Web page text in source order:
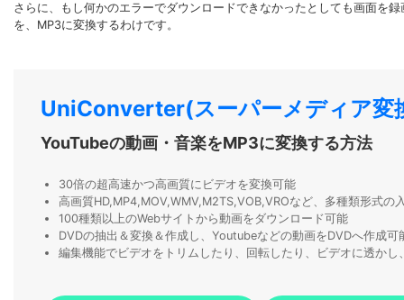
さらに、もし何かのエラーでダウンロードできなかったとしても画面を
を、MP3に変換するわけです。
UniConverter(スーパーメディア変
YouTubeの動画・音楽をMP3に変換する方法
30倍の超高速かつ高画質にビデオを変換可能
高画質HD,MP4,MOV,WMV,M2TS,VOB,VROなど、多種類形式の
100種類以上のWebサイトから動画をダウンロード可能
DVDの抽出＆変換＆作成し、Youtubeなどの動画をDVDへ作成可
編集機能でビデオをトリムしたり、回転したり、ビデオに透か